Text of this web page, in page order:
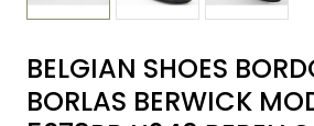
BELGIAN SHOES
BORLAS BERWICK